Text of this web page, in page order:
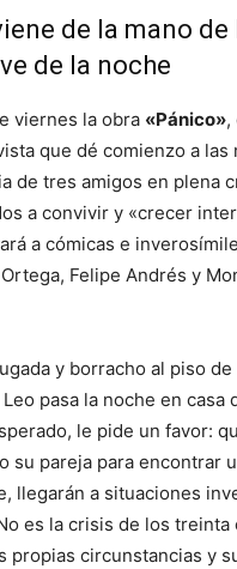
de la mano
de la noche
viernes la obra «Pánico»,
que dé comienzo a
de tres amigos en plena
a convivir y «crecer
a cómicas e
Felipe Andrés y
y borracho al piso
pasa la noche en casa
le pide un favor:
su pareja para encontrar
llegarán a situaciones
es la crisis de los
propias circunstancias y